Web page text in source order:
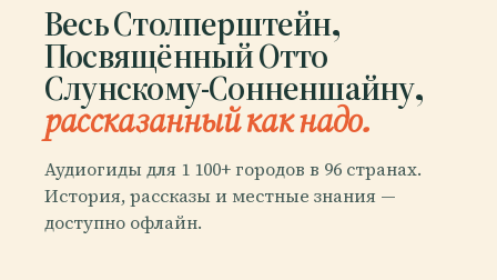
Весь Столперштейн,
Посвящённый Отто
Слунскому-Сонненшайну,
рассказанный как надо.
Аудиогиды для 1 100+ городов в 96 странах.
История, рассказы и местные знания —
доступно офлайн.